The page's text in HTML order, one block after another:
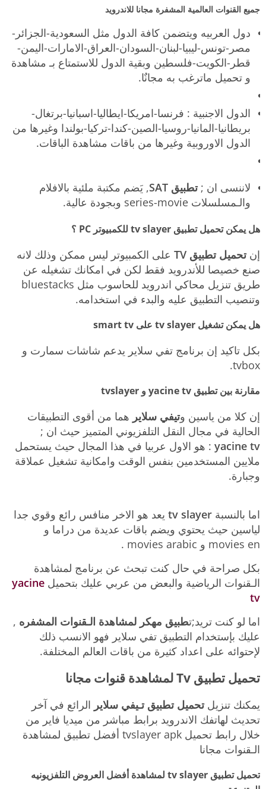
جميع القنوات العالمية المشفرة مجانا للاندرويد
دول العربيه ويتضمن كافة الدول مثل السعودية-الجزائر-
مصر-تونس-ليبيا-لبنان-السودان-العراق-الامارات-اليمن-
قطر-الكويت-فلسطين وبقية الدول للاستمتاع بـ مشاهدة
و تحميل ماترغب به مجانٌا.
الدول الاجنبية : فرنسا-امريكا-ايطاليا-اسبانيا-برتغال-
بريطانيا-المانيا-روسيا-الصين-كندا-تركيا-بولندا وغيرها من
الدول الاوروبية وغيرها من باقات مشاهدة الباقات.
لاننسى ان ;تطبيق SAT
, يَضم مكتبة ملئية بالافلام
والـمسلسلات series-movie وبجودة عالية.
هل يمكن تحميل تطبيق tv slayer للكمبيوتر PC ؟
إنتحميل تطبيق TV
على الكمبيوتر ليس ممكن وذلك لانه
صنع خصيصا للأندرويد فقط لكن في امكانك تشغيله عن
طريق تنزيل محاكي اندرويد للحاسوب مثل bluestacks
وتنصيب التطبيق عليه والبدء في استخدامه.
هل يمكن تشغيل tv slayer على smart tv
بكل تاكيد إن برنامج تفي سلاير يدعم شاشات سمارت و
tvbox.
مقارنة بين تطبيق yacine tv و tvslayer
إن كلا من ياسين وتيفي سلاير هما من أقوى التطبيقات
الحالية في مجال النقل التلفزيوني المتميز حيث ان ;
yacine tv : هو الاول عربيا في هذا المجال حيث يستحمل
ملايين المستخدمين بنفس الوقت وامكانية تشغيل عملاقة
وجبارة.
اما بالنسبة tv slayer يعد هو الاخر منافس رائع وقوي جدا
لياسين حيث يحتوي ويضم باقات عديدة من دراما و
movies en و movies arabic .
بكل صراحة في حال كنت تبحث عن برنامج لمشاهدة
الـقنوات الرياضية والبعض من عربي عليك بتحميل yacine
tv
اما لو كنت تريد;تطبيق مهكر لمشاهدة الـقنوات المشفره ,
عليك بإستخدام التطبيق تفي سلاير فهو الانسب ذلك
لإحتوائه على اعداد كثيرة من باقات العالم المختلفة.
تحميل تطبيق Tv لمشاهدة قنوات مجانا
يمكنك تنزيلتحميل تطبيق تـيفي سلاير الرائع في آخر
تحديث لهاتفك الاندرويد برابط مباشر من ميديا فاير من
خلال رابط تحميل tvslayer apk أفضل تطبيق لمشاهدة
الـقنوات مجانا
تحميل تطبيق tv slayer لمشاهدة أفضل العروض التلفزيونيه